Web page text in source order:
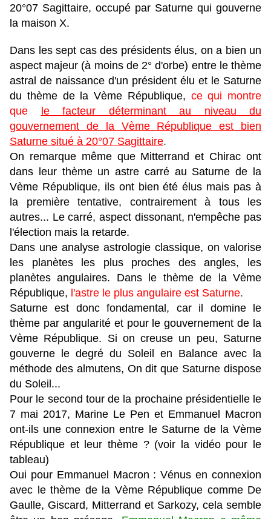
20°07 Sagittaire, occupé par Saturne qui gouverne
la maison X.
Dans les sept cas des présidents élus, on a bien un
aspect majeur (à moins de 2° d'orbe) entre le thème
astral de naissance d'un président élu et le Saturne
du thème de la Vème République, ce qui montre
que
le facteur déterminant au niveau du
gouvernement de la Vème République est bien
Saturne situé à 20°07 Sagittaire.
On remarque même que Mitterrand et Chirac ont
dans leur thème un astre carré au Saturne de la
Vème République, ils ont bien été élus mais pas à
la première tentative, contrairement à tous les
autres... Le carré, aspect dissonant, n'empêche pas
l'élection mais la retarde.
Dans une analyse astrologie classique, on valorise
les planètes les plus proches des angles, les
planètes angulaires. Dans le thème de la Vème
République, l'astre le plus angulaire est Saturne.
Saturne est donc fondamental, car il domine le
thème par angularité et pour le gouvernement de la
Vème République. Si on creuse un peu, Saturne
gouverne le degré du Soleil en Balance avec la
méthode des almutens, On dit que Saturne dispose
du Soleil...
Pour le second tour de la prochaine présidentielle le
7 mai 2017, Marine Le Pen et Emmanuel Macron
ont-ils une connexion entre le Saturne de la Vème
République et leur thème ? (voir la vidéo pour le
tableau)
Oui pour Emmanuel Macron : Vénus en connexion
avec le thème de la Vème République comme De
Gaulle, Giscard, Mitterrand et Sarkozy, cela semble